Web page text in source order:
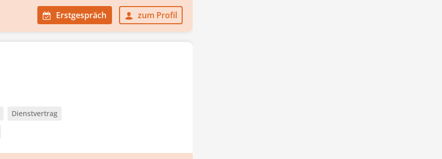
Erstgespräch zum Profil
Dienstvertrag